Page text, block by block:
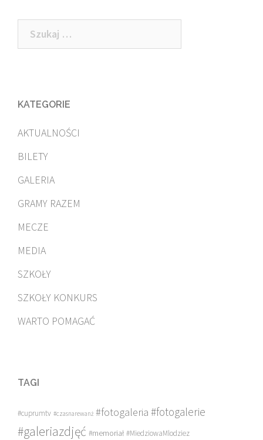
Szukaj:
KATEGORIE
AKTUALNOŚCI
BILETY
GALERIA
GRAMY RAZEM
MECZE
MEDIA
SZKOŁY
SZKOŁY KONKURS
WARTO POMAGAĆ
TAGI
#cuprumtv #czasnarewanż #fotogaleria #fotogalerie
#galeriazdjęć #memoriał #MiedziowaMlodziez